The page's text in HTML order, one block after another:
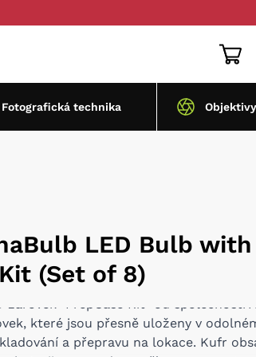
Fotografická technika Objektivy
LED Bulb with
(Set of 8)
žárovek "PrepCase Kit" od společnosti
které jsou přesně uloženy v
a přepravu na lokace. Kufr